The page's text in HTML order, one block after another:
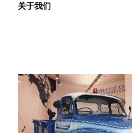
关于我们